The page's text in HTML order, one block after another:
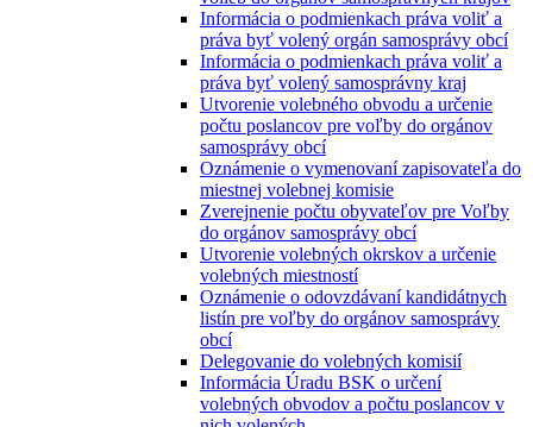
Informácia o podmienkach práva voliť a
práva byť volený orgán samosprávy obcí
Informácia o podmienkach práva voliť a
práva byť volený samosprávny kraj
Utvorenie volebného obvodu a určenie
počtu poslancov pre voľby do orgánov
samosprávy obcí
Oznámenie o vymenovaní zapisovateľa do
miestnej volebnej komisie
Zverejnenie počtu obyvateľov pre Voľby
do orgánov samosprávy obcí
Utvorenie volebných okrskov a určenie
volebných miestností
Oznámenie o odovzdávaní kandidátnych
listín pre voľby do orgánov samosprávy
obcí
Delegovanie do volebných komisií
Informácia Úradu BSK o určení
volebných obvodov a počtu poslancov v